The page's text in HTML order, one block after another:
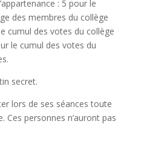
: 5 pour le
des membres du collège
cumul des votes du collège
le cumul des votes du
secret.
lors de ses séances toute
Ces personnes n’auront pas